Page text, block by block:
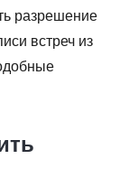
разрешение
встреч из